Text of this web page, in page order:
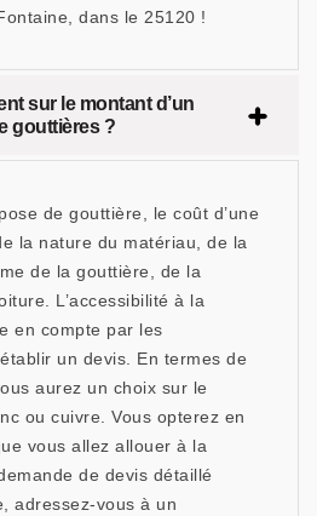
dans le 25120 !
sur le montant d’un
gouttières ?
de gouttière, le coût d’une
la nature du matériau, de la
de la gouttière, de la
L’accessibilité à la
en compte par les
un devis. En termes de
aurez un choix sur le
ou cuivre. Vous opterez en
vous allez allouer à la
de devis détaillé
adressez-vous à un